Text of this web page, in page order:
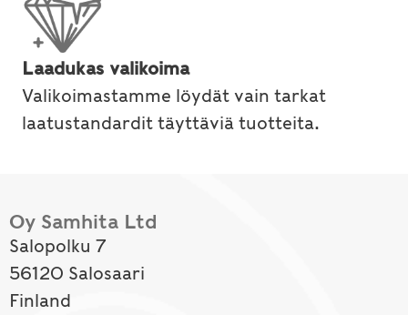
Laadukas valikoima
Valikoimastamme löydät vain tarkat
laatustandardit täyttäviä tuotteita.
Oy Samhita Ltd
Salopolku 7
56120 Salosaari
Finland